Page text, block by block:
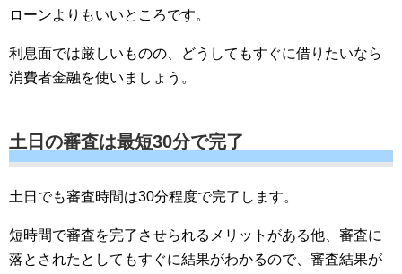
ローンよりもいいところです。
利息面では厳しいものの、どうしてもすぐに借りたいなら
消費者金融を使いましょう。
土日の審査は最短30分で完了
土日でも審査時間は30分程度で完了します。
短時間で審査を完了させられるメリットがある他、審査に
落とされたとしてもすぐに結果がわかるので、審査結果が